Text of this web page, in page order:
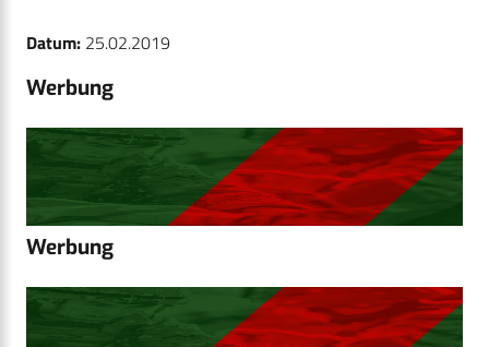
Datum: 25.02.2019
Werbung
Werbung